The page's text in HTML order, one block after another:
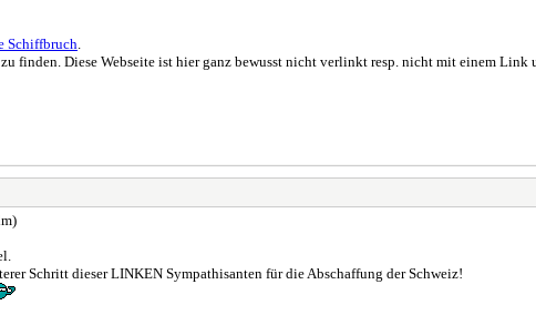
Schiffbruch
finden. Diese Webseite ist hier ganz bewusst nicht verlinkt resp. nicht mit einem Link
Schritt dieser LINKEN Sympathisanten für die Abschaffung der Schweiz!